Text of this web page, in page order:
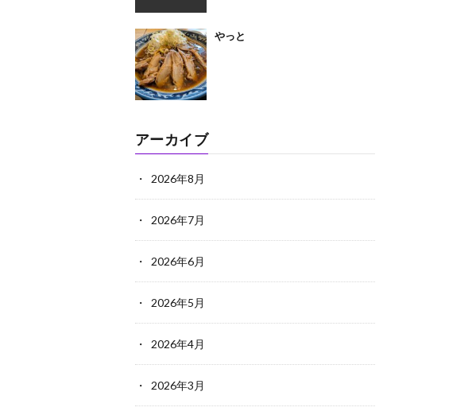
やっと
アーカイブ
2026年8月
2026年7月
2026年6月
2026年5月
2026年4月
2026年3月